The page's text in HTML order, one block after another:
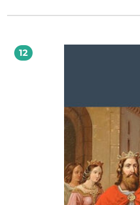
szukania pomocy medycznej.
12